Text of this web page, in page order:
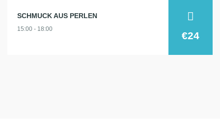
2025
SCHMUCK AUS PERLEN
15:00 - 18:00
€24